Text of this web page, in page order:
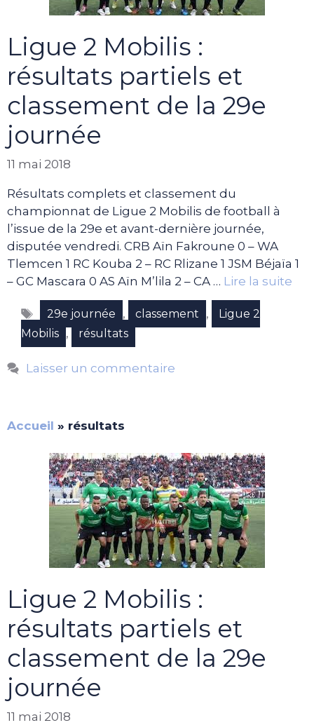
Ligue 2 Mobilis :
résultats partiels et
classement de la 29e
journée
11 mai 2018
Résultats complets et classement du
championnat de Ligue 2 Mobilis de football à
l’issue de la 29e et avant-dernière journée,
disputée vendredi. CRB Aïn Fakroune 0 – WA
Tlemcen 1 RC Kouba 2 – RC Rlizane 1 JSM Béjaïa 1
– GC Mascara 0 AS Aïn M’lila 2 – CA … Lire la suite
Étiquettes
29e journée , classement ,
Ligue 2
Mobilis , résultats
Laisser un commentaire
Accueil » résultats
Ligue 2 Mobilis :
résultats partiels et
classement de la 29e
journée
11 mai 2018